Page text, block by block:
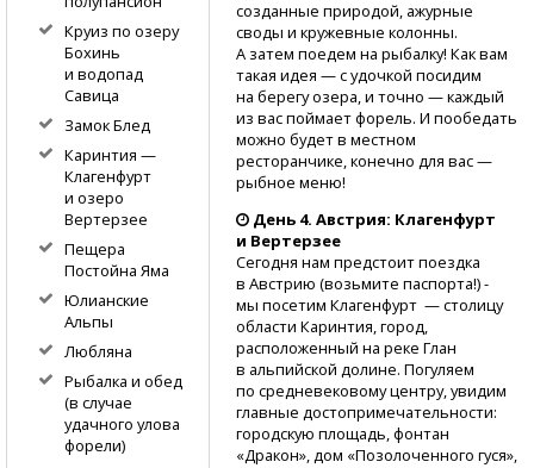
созданные природой, ажурные
своды и кружевные колонны.
А затем поедем на рыбалку! Как вам
такая идея — с удочкой посидим
на берегу озера, и точно — каждый
из вас поймает форель. И пообедать
можно будет в местном
ресторанчике, конечно для вас —
рыбное меню!
День 4. Австрия: Клагенфурт
и Вертерзее
Сегодня нам предстоит поездка
в Австрию (возьмите паспорта!) -
мы посетим Клагенфурт — столицу
области Каринтия, город,
расположенный на реке Глан
в альпийской долине. Погуляем
по средневековому центру, увидим
главные достопримечательности:
городскую площадь, фонтан
«Дракон», дом «Позолоченного гуся»,
Круиз по озеру
Бохинь
и водопад
Савица
Замок Блед
Каринтия —
Клагенфурт
и озеро
Вертерзее
Пещера
Постойна Яма
Юлианские
Альпы
Любляна
Рыбалка и обед
(в случае
удачного улова
форели)